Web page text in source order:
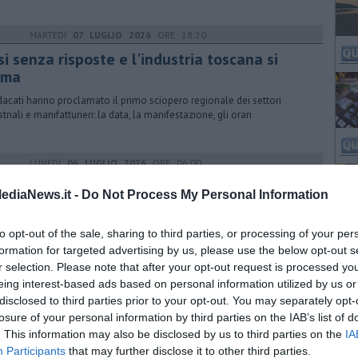
- Do Not Process My Personal Information
opt-out of the sale, sharing to third parties, or processing of your
for targeted advertising by us, please use the below opt-out
selection. Please note that after your opt-out request is processed
interest-based ads based on personal information utilized by us
to third parties prior to your opt-out. You may separately
of your personal information by third parties on the IAB’s list of
This information may also be disclosed by us to third parties on the
Participants that may further disclose it to other third parties.
MARTEDÌ 07 LUGLIO 2026 ORE 18:20
senza risposte e l'industria toscana si
hanno proclamato il primo sciopero regionale dei settori
e manifatturieri: la data, la manifestazione, gli orari
LUNEDÌ06 LUGLIO 2026ORE 06:00
e imenotteri infestanti: la sicurezza
ospiti nelle strutture ricettive all'aperto
imenotteri vespiformi, il calabrone rappresenta uno dei soggetti di
rilevanza per il rischio sanitario in ambito civile e ricettivo
MARTEDÌ30 GIUGNO 2026 ORE 16:00
Sud, raccolta differenziata in crescita
presentati da Iren confermano il riallineamento ai valori medi della
e costi complessivi inferiori rispetto agli altri ambiti regionali